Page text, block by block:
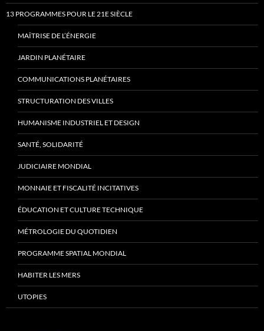
13 PROGRAMMES POUR LE 21E SIÈCLE
MAÎTRISE DE L’ÉNERGIE
JARDIN PLANÉTAIRE
COMMUNICATIONS PLANÉTAIRES
STRUCTURATION DES VILLES
HUMANISME INDUSTRIEL ET DESIGN
SANTÉ, SOLIDARITÉ
JUDICIAIRE MONDIAL
MONNAIE ET FISCALITÉ INCITATIVES
ÉDUCATION ET CULTURE TECHNIQUE
MÉTROLOGIE DU QUOTIDIEN
PROGRAMME SPATIAL MONDIAL
HABITER LES MERS
UTOPIES